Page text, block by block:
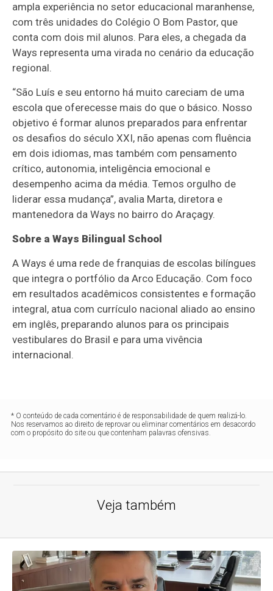
ampla experiência no setor educacional maranhense,
com três unidades do Colégio O Bom Pastor, que
conta com dois mil alunos. Para eles, a chegada da
Ways representa uma virada no cenário da educação
regional.
“São Luís e seu entorno há muito careciam de uma
escola que oferecesse mais do que o básico. Nosso
objetivo é formar alunos preparados para enfrentar
os desafios do século XXI, não apenas com fluência
em dois idiomas, mas também com pensamento
crítico, autonomia, inteligência emocional e
desempenho acima da média. Temos orgulho de
liderar essa mudança”, avalia Marta, diretora e
mantenedora da Ways no bairro do Araçagy.
Sobre a Ways Bilingual School
A Ways é uma rede de franquias de escolas bilíngues
que integra o portfólio da Arco Educação. Com foco
em resultados acadêmicos consistentes e formação
integral, atua com currículo nacional aliado ao ensino
em inglês, preparando alunos para os principais
vestibulares do Brasil e para uma vivência
internacional.
* O conteúdo de cada comentário é de responsabilidade de quem realizá-lo.
Nos reservamos ao direito de reprovar ou eliminar comentários em desacordo
com o propósito do site ou que contenham palavras ofensivas.
Veja também